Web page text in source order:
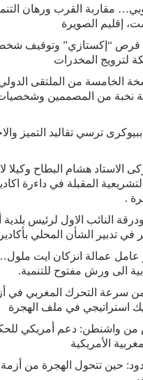
مقاربة القرب ورهان
إقليم الصويرة
أكادير.. حجز 7300 قرص “إكستازي”
لترويج المخدرات
الخامسة من الملتقى الدولي
نخبة من المصممين
ببيوكرى ترسي تقاليد التميز
الاستاد هشام البطاح وكيلا
المقبلة في داءرة
.
النائب الاول لرئيس بلدية
تدبير الشأن المحلي
عامل عمالة انزكان ايت
الى ورش مفتوح للتنمية.
يثمن سرعة التحرك المغربي في
استراتيجي في ملف الهجرة
من واشنطن: دعم أمريكي
الأمريكية
حين تتحول الهجرة من